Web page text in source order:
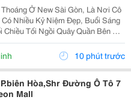
Ở New Sài Gòn, Là Nơi Cô
Nhiều Kỷ Niệm Đẹp, Buổi Sáng
Tối Ngồi Quây Quần Bên Gia
Ở Căn Biệt Thự Nên Đành
Lại Với Giá 4.7 Tỷ - Căn Hộ...
10 phút trước
Hòa,Shr Đường Ô Tô 7
Mall